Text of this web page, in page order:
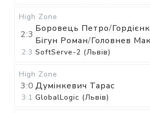
High Zone
2:3
Боровець Петро/
Бігун Роман/Головнев
2:3 SoftServe-2 (Львів)
High Zone
3:0 Думінкевич Тарас
3:1 GlobalLogic (Львів)